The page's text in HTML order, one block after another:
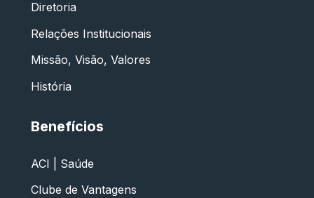
Diretoria
Relações Institucionais
Missão, Visão, Valores
História
Benefícios
ACI | Saúde
Clube de Vantagens